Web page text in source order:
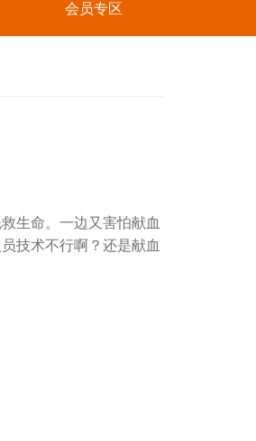
会员专区
生命。一边又害怕献血
技术不行啊？还是献血